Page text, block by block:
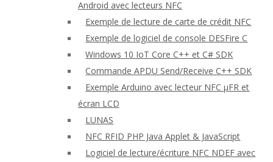
Android avec lecteurs NFC
Exemple de lecture de carte de crédit NFC
Exemple de logiciel de console DESFire C
Windows 10 IoT Core C++ et C# SDK
Commande APDU Send/Receive C++ SDK
Exemple Arduino avec lecteur NFC μFR et
écran LCD
LUNAS
NFC RFID PHP Java Applet & JavaScript
Logiciel de lecture/écriture NFC NDEF avec